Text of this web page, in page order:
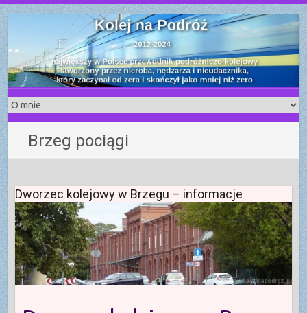
S
k
i
p
t
o
c
o
n
t
e
n
t
Brzeg pociągi
Dworzec kolejowy w Brzegu – informacje